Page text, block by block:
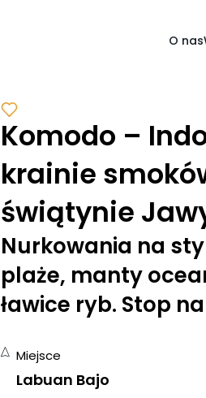
O nas
Komodo –
krainie
świątynie
Nurkowania na
plaże, manty
ławice ryb. Stop
Miejsce
Labuan Bajo